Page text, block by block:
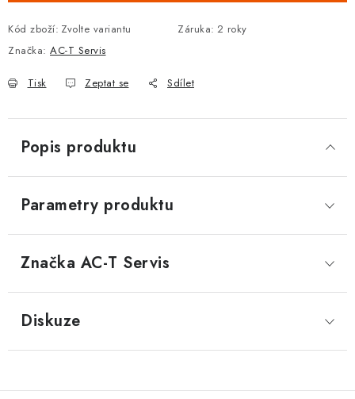
TREZORY
ZNAČKY
Kontakt O nás OP GDPR Poštovné
Vrácení zboží
Oboroví ODBORNÍCI
Kód zboží: Zvolte variantu Záruka: 2 roky
Značka: AC-T Servis
Tisk Zeptat se Sdílet
Popis produktu
Parametry produktu
Značka AC-T Servis
Diskuze